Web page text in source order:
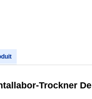
Trockner